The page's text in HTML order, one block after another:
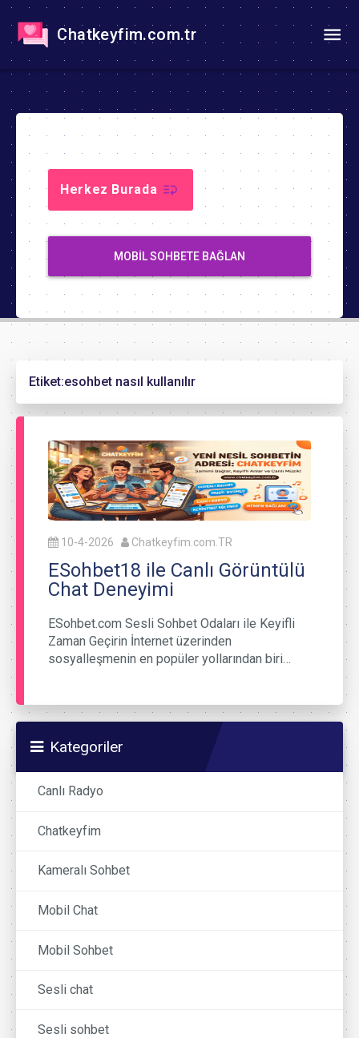
Chatkeyfim.com.tr
Herkez Burada
MOBIL SOHBETE BAĞLAN
Etiket:esohbet nasıl kullanılır
10-4-2026 Chatkeyfim.com.TR
ESohbet18 ile Canlı Görüntülü
Chat Deneyimi
ESohbet.com Sesli Sohbet Odaları ile Keyifli
Zaman Geçirin İnternet üzerinden
sosyalleşmenin en popüler yollarından biri…
Kategoriler
Canlı Radyo
Chatkeyfim
Kameralı Sohbet
Mobil Chat
Mobil Sohbet
Sesli chat
Sesli sohbet